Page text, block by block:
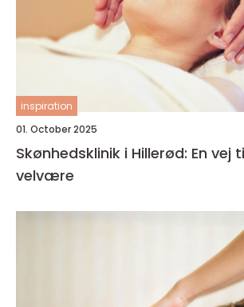
inspiration
01. October 2025
Skønhedsklinik i Hillerød: En vej
velvære